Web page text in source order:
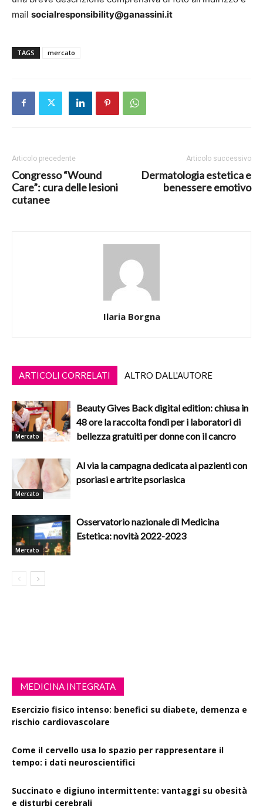
mail socialresponsibility@ganassini.it
TAGS mercato
Articolo precedente
Congresso “Wound
Care”: cura delle lesioni
cutanee
Articolo successivo
Dermatologia estetica e
benessere emotivo
Ilaria Borgna
ARTICOLI CORRELATI ALTRO DALL'AUTORE
Mercato
Beauty Gives Back digital edition: chiusa in
48 ore la raccolta fondi per i laboratori di
bellezza gratuiti per donne con il cancro
Mercato
Al via la campagna dedicata ai pazienti con
psoriasi e artrite psoriasica
Mercato
Osservatorio nazionale di Medicina
Estetica: novità 2022-2023
MEDICINA INTEGRATA
Esercizio fisico intenso: benefici su diabete, demenza e
rischio cardiovascolare
Come il cervello usa lo spazio per rappresentare il
tempo: i dati neuroscientifici
Succinato e digiuno intermittente: vantaggi su obesità
e disturbi cerebrali